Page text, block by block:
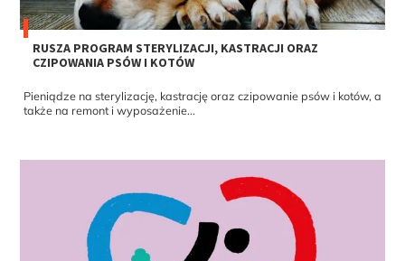
RUSZA PROGRAM STERYLIZACJI, KASTRACJI ORAZ
CZIPOWANIA PSÓW I KOTÓW
Pieniądze na sterylizację, kastrację oraz czipowanie psów i kotów, a
także na remont i wyposażenie...